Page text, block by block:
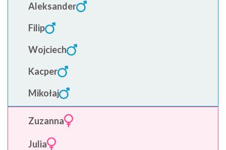
Aleksander
Filip
Wojciech
Kacper
Mikołaj
Zuzanna
Julia